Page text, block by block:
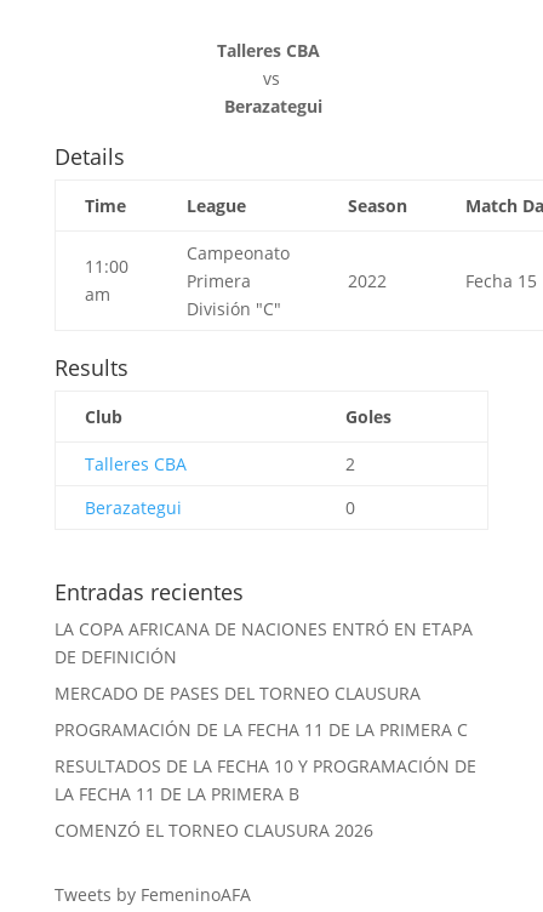
Talleres CBA
vs
Berazategui
Details
Time League Season Match
11:00
am
Campeonato
Primera
División "C"
2022 Fecha 15
Results
Club Goles
Talleres CBA
2
Berazategui
0
Entradas recientes
LA COPA AFRICANA DE NACIONES ENTRÓ EN ETAPA
DE DEFINICIÓN
MERCADO DE PASES DEL TORNEO CLAUSURA
PROGRAMACIÓN DE LA FECHA 11 DE LA PRIMERA C
RESULTADOS DE LA FECHA 10 Y PROGRAMACIÓN DE
LA FECHA 11 DE LA PRIMERA B
COMENZÓ EL TORNEO CLAUSURA 2026
Tweets by FemeninoAFA